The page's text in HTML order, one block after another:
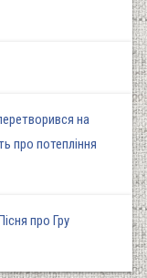
на
про потепління
про Гру